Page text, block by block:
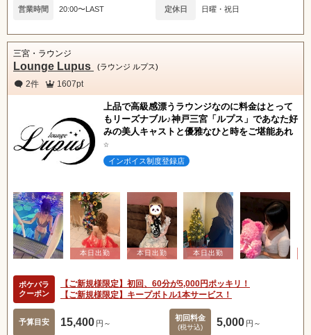
営業時間 20:00〜LAST 定休日 日曜・祝日
三宮・ラウンジ
Lounge Lupus (ラウンジ ルプス)
2件 1607pt
上品で高級感漂うラウンジなのに料金はとって
もリーズナブル♪神戸三宮「ルプス」であなた好
みの美人キャストと優雅なひと時をご堪能あれ
☆
インボイス制度登録店
ポケパラ
クーポン
【ご新規様限定】初回、60分が5,000円ポッキリ！
【ご新規様限定】キープボトル1本サービス！
予算目安 15,400 円～
初回料金
(税サ込) 5,000 円～
店舗ログイン
新規会員登録
東北
甲信越
東海 関西
中四国 九州
沖縄 全国TOP